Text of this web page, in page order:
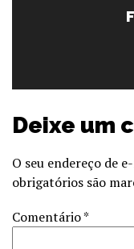
Deixe um
O seu endereço de
obrigatórios são
Comentário*